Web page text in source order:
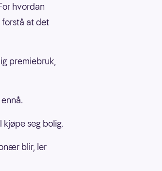
hvordan
forstå at det
premiebruk,
kjøpe seg bolig.
blir, ler